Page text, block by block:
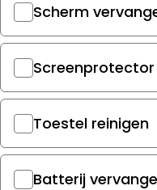
Scherm
Screenprotector
Toestel reinigen
Batterij